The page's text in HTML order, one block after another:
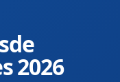
2026